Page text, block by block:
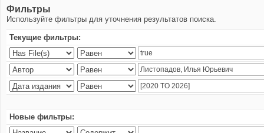
Фильтры
Используйте фильтры для уточнения результатов поиска.
Текущие фильтры:
Новые фильтры: